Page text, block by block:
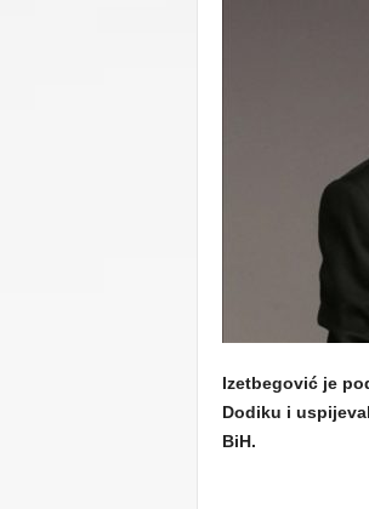
Izetbegović je
Dodiku i
BiH.